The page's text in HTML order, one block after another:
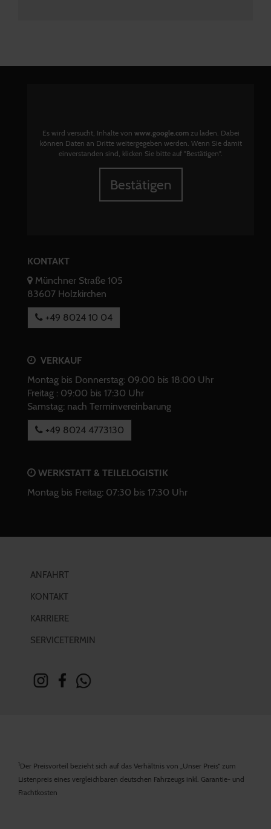
Es wird versucht, Inhalte von www.google.comzu laden. Dabei
können Daten an Dritte weitergegeben werden. Wenn Sie damit
einverstanden sind, klicken Sie bitte auf "Bestätigen".
Bestätigen
KONTAKT
Münchner Straße 105
83607 Holzkirchen
+49 8024 10 04
VERKAUF
Montag bis Donnerstag: 09:00 bis 18:00 Uhr
Freitag : 09:00 bis 17:30 Uhr
Samstag: nach Terminvereinbarung
+49 8024 4773130
WERKSTATT & TEILELOGISTIK
Montag bis Freitag: 07:30 bis 17:30 Uhr
ANFAHRT
KONTAKT
KARRIERE
SERVICETERMIN
1Der Preisvorteil bezieht sich auf das Verhältnis von „Unser Preis“ zum
Listenpreis eines vergleichbaren deutschen Fahrzeugs inkl. Garantie- und
Frachtkosten